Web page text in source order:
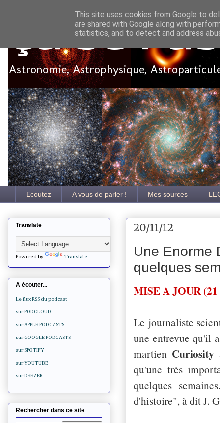
Ça se
Astronomie, Astrophysique,
Ecoutez A vous de parler ! Mes sources
20/11/12
Une Enorme
quelques
MISE A JOUR
Le journaliste
une entrevue qu'il
martien Curiosity
qu'une très
quelques
d'histoire", à dit J.
Translate
Powered by Translate
A écouter...
Le flux RSS du podcast
sur PODCLOUD
sur APPLE PODCASTS
sur GOOGLE PODCASTS
sur SPOTIFY
sur YOUTUBE
sur DEEZER
Rechercher dans ce site
This site uses cookies from Google to
are shared with Google along with
statistics, and to detect and address